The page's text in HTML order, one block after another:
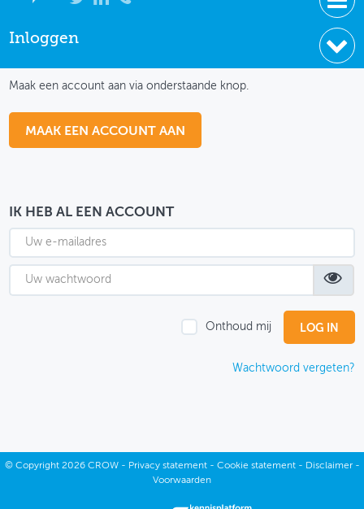
NIEUWS
THEMASITES
MIJN PROFIEL
GEBRUIKER
Inloggen
Maak een account aan via onderstaande knop.
MAAK EEN ACCOUNT AAN
IK HEB AL EEN ACCOUNT
Onthoud mij
Wachtwoord vergeten?
© Copyright2026 CROW - Privacy statement- Cookie statement- Disclaimer-
Voorwaarden